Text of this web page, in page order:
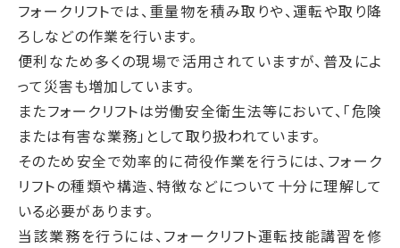
フォークリフトでは、重量物を積み取りや、運転や取り降
ろしなどの作業を行います。
便利なため多くの現場で活用されていますが、普及によ
って災害も増加しています。
またフォークリフトは労働安全衛生法等において、「危険
または有害な業務」として取り扱われています。
そのため安全で効率的に荷役作業を行うには、フォーク
リフトの種類や構造、特徴などについて十分に理解して
いる必要があります。
当該業務を行うには、フォークリフト運転技能講習を修